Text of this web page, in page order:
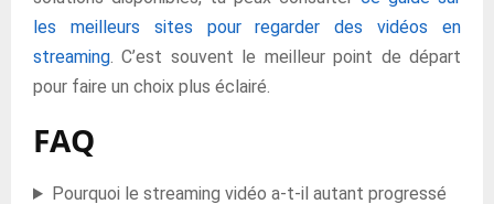
les meilleurs sites pour regarder des vidéos en
streaming. C’est souvent le meilleur point de départ
pour faire un choix plus éclairé.
FAQ
Pourquoi le streaming vidéo a-t-il autant progressé